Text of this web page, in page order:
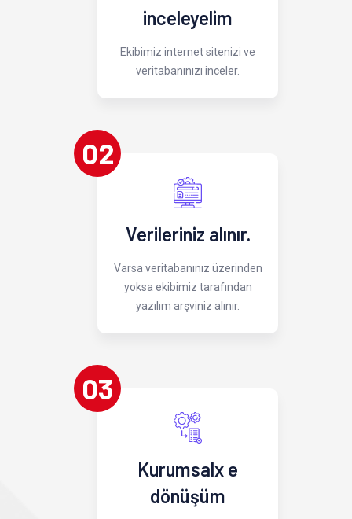
inceleyelim
Ekibimiz internet sitenizi ve
veritabanınızı inceler.
02
Verileriniz alınır.
Varsa veritabanınız üzerinden
yoksa ekibimiz tarafından
yazılım arşviniz alınır.
03
Kurumsalx e
dönüşüm